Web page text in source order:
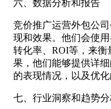
六、数据分析和报告
竞价推广运营外包公
现和效果。他们会使
转化率、ROI等，来
果，他们能够提供详
的表现情况，以及优化
七、行业洞察和趋势